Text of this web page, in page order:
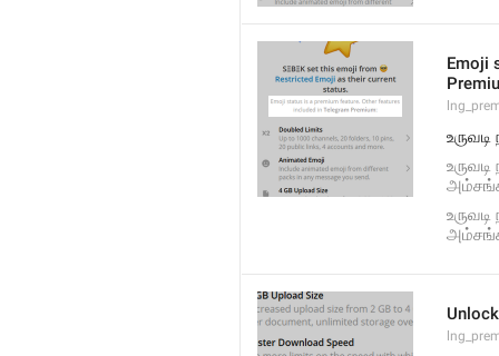
Emoji